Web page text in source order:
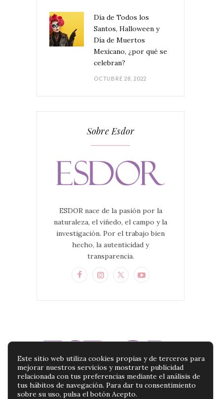
Día de Todos los
Santos, Halloween y
Día de Muertos
Mexicano, ¿por qué se
celebran?
OCTUBRE 28, 2022
Sobre Esdor
ESDOR nace de la pasión por la
naturaleza, el viñedo, el campo y la
investigación. Por el trabajo bien
hecho, la autenticidad y
transparencia.
Este sitio web utiliza cookies propias y de terceros para
mejorar nuestros servicios y mostrarte publicidad
relacionada con tus preferencias mediante el análisis de
tus hábitos de navegación. Para dar tu consentimiento
sobre su uso, pulsa el botón Acepto.